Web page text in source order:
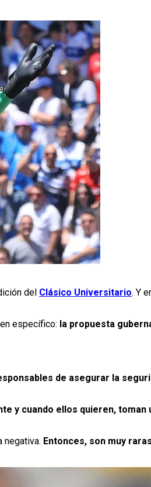
del Clásico Universitario. Y
específico: la propuesta
de asegurar la
y cuando ellos quieren, toman
negativa. Entonces, son muy